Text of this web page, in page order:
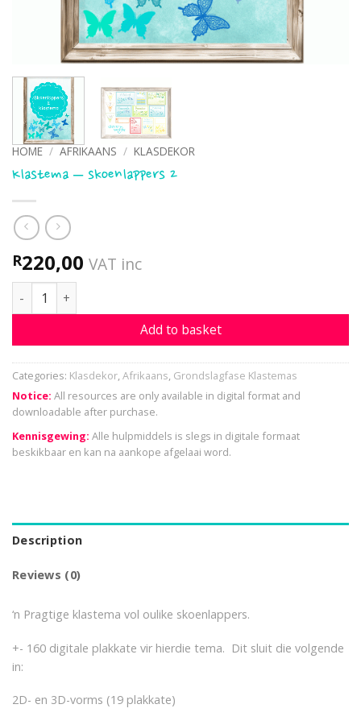
HOME / AFRIKAANS / KLASDEKOR
Klastema – skoenlappers 2
R220,00 VAT inc
Klastema - skoenlappers 2 quantity
Add to basket
Categories: Klasdekor,Afrikaans, Grondslagfase Klastemas
Notice: All resources are only available in digital format and
downloadable after purchase.
Kennisgewing: Alle hulpmiddels is slegs in digitale formaat
beskikbaar en kan na aankope afgelaai word.
Description
Reviews (0)
‘n Pragtige klastema vol oulike skoenlappers.
+- 160 digitale plakkate vir hierdie tema. Dit sluit die volgende
in:
2D- en 3D-vorms (19 plakkate)